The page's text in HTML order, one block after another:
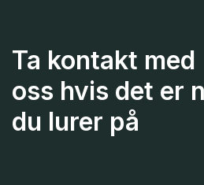
Ta kontakt med
oss hvis det er
du lurer på